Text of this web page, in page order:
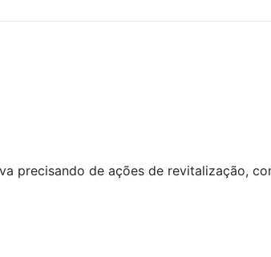
precisando de ações de revitalização,